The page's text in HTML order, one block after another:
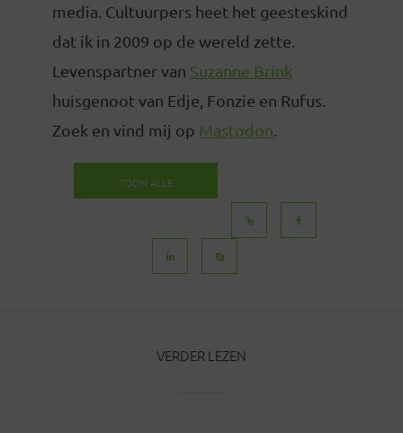
media. Cultuurpers heet het geesteskind
dat ik in 2009 op de wereld zette.
Levenspartner van Suzanne Brink
huisgenoot van Edje, Fonzie en Rufus.
Zoek en vind mij op Mastodon
TOON ALLE
VERDER LEZEN